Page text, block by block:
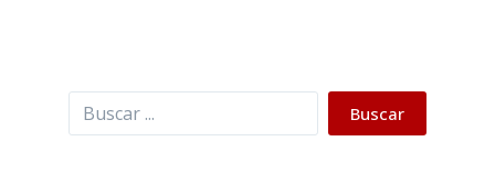
Buscar Buscar